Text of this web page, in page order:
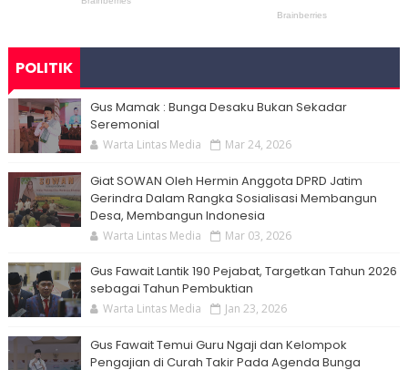
POLITIK
Gus Mamak : Bunga Desaku Bukan Sekadar
Seremonial
Warta Lintas Media Mar 24, 2026
Giat SOWAN Oleh Hermin Anggota DPRD Jatim
Gerindra Dalam Rangka Sosialisasi Membangun
Desa, Membangun Indonesia
Warta Lintas Media Mar 03, 2026
Gus Fawait Lantik 190 Pejabat, Targetkan Tahun 2026
sebagai Tahun Pembuktian
Warta Lintas Media Jan 23, 2026
Gus Fawait Temui Guru Ngaji dan Kelompok
Pengajian di Curah Takir Pada Agenda Bunga